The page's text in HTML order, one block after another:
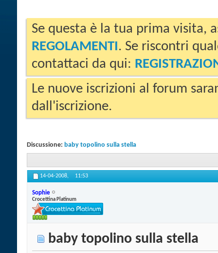
Se questa è la tua prima visita,
REGOLAMENTI. Se riscontri
contattaci da qui:
Le nuove iscrizioni al forum
dall'iscrizione.
Discussione: baby topolino sulla stella
14-04-2008, 11:53
Sophie
Crocettina Platinum
baby topolino sulla stella